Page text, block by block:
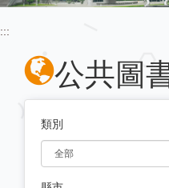
:::
公共圖
類別